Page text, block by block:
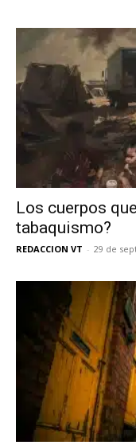
Los cuerpos
tabaquismo?
REDACCION VT - 29 de